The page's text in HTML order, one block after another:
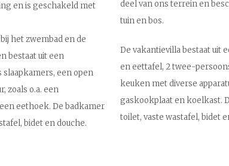
en is geschakeld met
het zwembad en de
bestaat uit een
een open
zoals o.a. een
eethoek. De badkamer
bidet en douche.
deel van ons terrein en
tuin en bos.
De vakantievilla bestaat uit
en eettafel, 2 twee-
keuken met diverse
gaskookplaat en koelkast.
toilet, vaste wastafel, bidet